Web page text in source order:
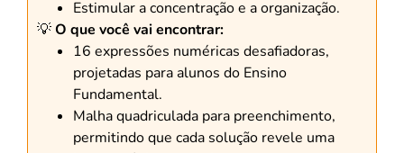
Estimular a concentração e a organização.
💡O que você vai encontrar:
16 expressões numéricas desafiadoras,
projetadas para alunos do Ensino
Fundamental.
Malha quadriculada para preenchimento,
permitindo que cada solução revele uma